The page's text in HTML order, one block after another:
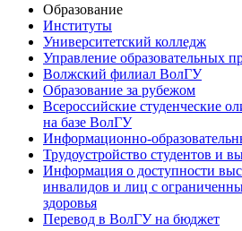
Образование
Институты
Университетский колледж
Управление образовательных
Волжский филиал ВолГУ
Образование за рубежом
Всероссийские студенческие
на базе ВолГУ
Информационно-
Трудоустройство студентов и
Информация о доступности
инвалидов и лиц с
здоровья
Перевод в ВолГУ на бюджет